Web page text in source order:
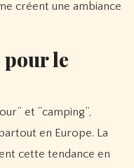
créent une ambiance
le
et “camping”,
en Europe. La
cette tendance en